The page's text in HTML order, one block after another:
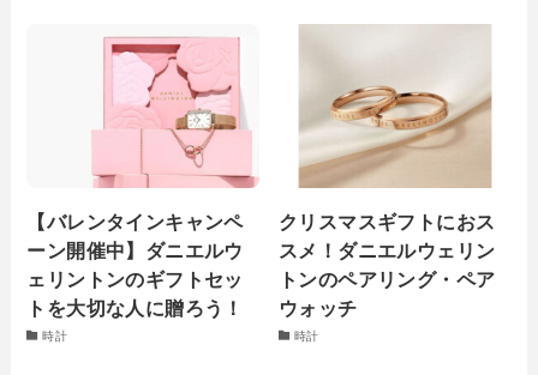
【バレンタインキャンペ
ーン開催中】ダニエルウ
ェリントンのギフトセッ
トを大切な人に贈ろう！
時計
クリスマスギフトにおス
スメ！ダニエルウェリン
トンのペアリング・ペア
ウォッチ
時計